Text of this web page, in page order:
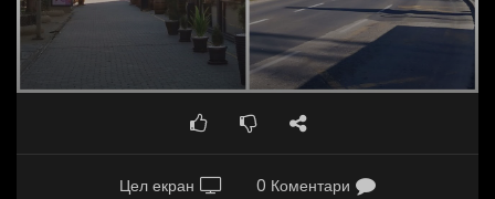
Цел екран 0 Коментари